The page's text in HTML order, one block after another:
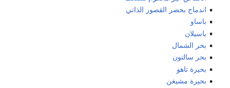
اندماج بحصر القصور الذاتي
باساو
باسيلان
بحر الشمال
بحر سالتون
بحيرة تاهو
بحيرة مشيغن